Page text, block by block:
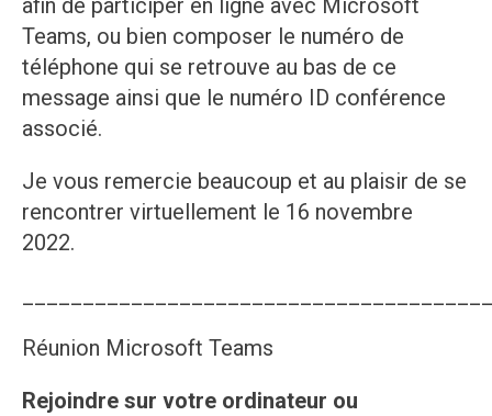
afin de participer en ligne avec Microsoft
Teams, ou bien composer le numéro de
téléphone qui se retrouve au bas de ce
message ainsi que le numéro ID conférence
associé.
Je vous remercie beaucoup et au plaisir de se
rencontrer virtuellement le 16 novembre
2022.
Réunion Microsoft Teams
Rejoindre sur votre ordinateur ou